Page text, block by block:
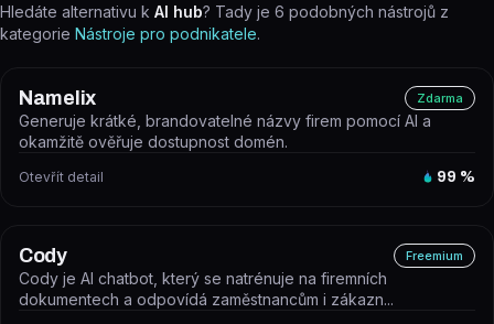
Hledáte alternativu k AI hub? Tady je 6 podobných nástrojů z
kategorie Nástroje pro podnikatele.
Namelix Zdarma
Generuje krátké, brandovatelné názvy firem pomocí AI a
okamžitě ověřuje dostupnost domén.
Otevřít detail 99 %
Cody Freemium
Cody je AI chatbot, který se natrénuje na firemních
dokumentech a odpovídá zaměstnancům i zákazn...